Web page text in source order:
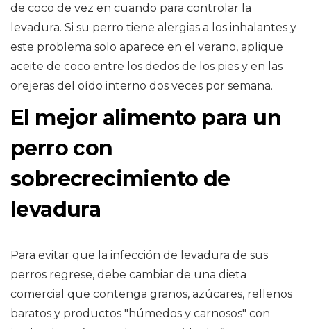
de coco de vez en cuando para controlar la
levadura. Si su perro tiene alergias a los inhalantes y
este problema solo aparece en el verano, aplique
aceite de coco entre los dedos de los pies y en las
orejeras del oído interno dos veces por semana.
El mejor alimento para un
perro con
sobrecrecimiento de
levadura
Para evitar que la infección de levadura de sus
perros regrese, debe cambiar de una dieta
comercial que contenga granos, azúcares, rellenos
baratos y productos "húmedos y carnosos" con